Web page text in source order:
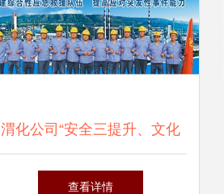
渭化公司“安全三提升、文化
再引领”的卓越实践与经营管
查看详情